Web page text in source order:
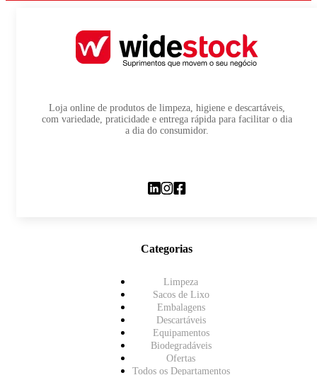
Loja online de produtos de limpeza, higiene e descartáveis,
com variedade, praticidade e entrega rápida para facilitar o dia
a dia do consumidor.
Categorias
Limpeza
Sacos de Lixo
Embalagens
Descartáveis
Equipamentos
Biodegradáveis
Ofertas
Todos os Departamentos